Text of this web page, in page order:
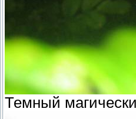
Темный